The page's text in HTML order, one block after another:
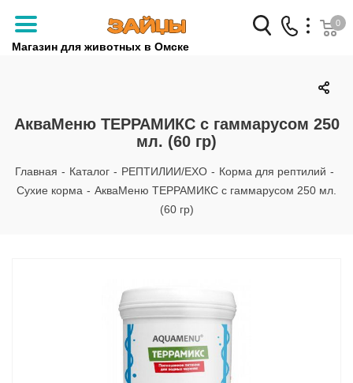
Магазин для животных в Омске
Заказать звонок
+7 (3812) 79-04-04
+7 (950) 959-88-32
0
АкваМеню ТЕРРАМИКС с гаммарусом 250
мл. (60 гр)
Главная - Каталог - РЕПТИЛИИ/EXO - Корма для рептилий -
Сухие корма - АкваМеню ТЕРРАМИКС с гаммарусом 250 мл.
(60 гр)